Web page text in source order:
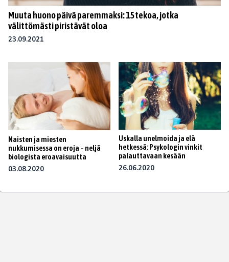
Muuta huono päivä paremmaksi: 15 tekoa, jotka
välittömästi piristävät oloa
23.09.2021
Naisten ja miesten
nukkumisessa on eroja – neljä
biologista eroavaisuutta
03.08.2020
Uskalla unelmoida ja elä
hetkessä: Psykologin vinkit
palauttavaan kesään
26.06.2020